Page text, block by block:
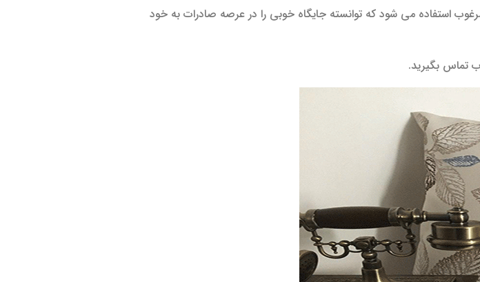
استفاده می شود که توانسته جایگاه خوبی را در عرصه صادرات به خود
تماس بگیرید.